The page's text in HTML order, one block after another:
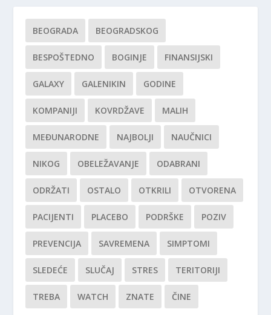
BEOGRADA BEOGRADSKOG
BESPOŠTEDNO BOGINJE FINANSIJSKI
GALAXY GALENIKIN GODINE
KOMPANIJI KOVRDŽAVE MALIH
MEĐUNARODNE NAJBOLJI NAUČNICI
NIKOG OBELEŽAVANJE ODABRANI
ODRŽATI OSTALO OTKRILI OTVORENA
PACIJENTI PLACEBO PODRŠKE POZIV
PREVENCIJA SAVREMENA SIMPTOMI
SLEDEĆE SLUČAJ STRES TERITORIJI
TREBA WATCH ZNATE ČINE